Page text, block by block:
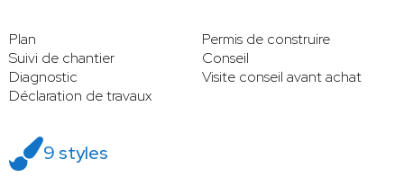
Plan
Permis de construire
Suivi de chantier
Conseil
Diagnostic
Visite conseil avant achat
Déclaration de travaux
9 styles